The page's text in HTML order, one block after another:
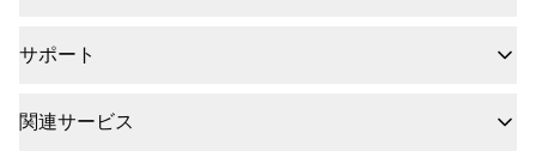
サポート
関連サービス